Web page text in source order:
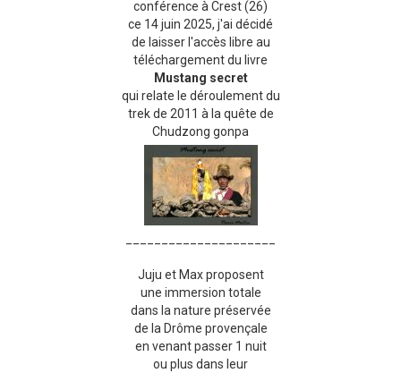
conférence à Crest (26)
ce 14 juin 2025, j'ai décidé
de laisser l'accès libre au
téléchargement du livre
Mustang secret
qui relate le déroulement du
trek de 2011 à la quête de
Chudzong gonpa
Juju et Max proposent
une immersion totale
dans la nature préservée
de la Drôme provençale
en venant passer 1 nuit
ou plus dans leur